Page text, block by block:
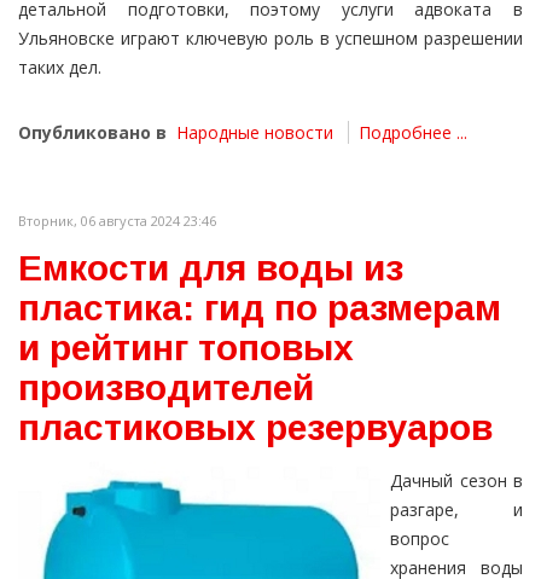
детальной подготовки, поэтому услуги адвоката в
Ульяновске играют ключевую роль в успешном разрешении
таких дел.
Опубликовано в Народные новости Подробнее ...
Вторник, 06 августа 2024 23:46
Емкости для воды из
пластика: гид по размерам
и рейтинг топовых
производителей
пластиковых резервуаров
Дачный сезон в
разгаре, и
вопрос
хранения воды